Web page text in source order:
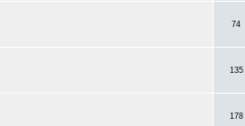
74
135
178